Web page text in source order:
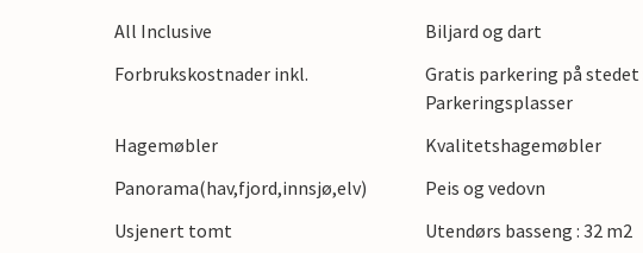
gir en spesielt hyggelig atmosfære. En
organisere frokost på stedet etter avtale.
All Inclusive Biljard og dart
Forbrukskostnader inkl.
Gratis parkering på stedet
Parkeringsplasser
Hagemøbler Kvalitetshagemøbler
Panorama(hav,fjord,innsjø,elv)
Peis og vedovn
Usjenert tomt
Utendørs basseng : 32 m2